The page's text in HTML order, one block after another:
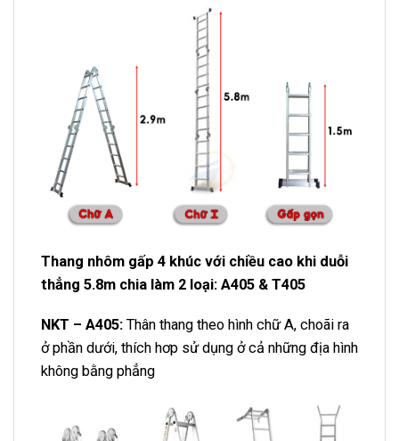
Thang nhôm gấp 4 khúc với chiều cao khi duỗi
thẳng 5.8m chia làm 2 loại: A405 & T405
NKT – A405:Thân thang theo hình chữ A, choãi ra
ở phần dưới, thích hơp sử dụng ở cả những địa hình
không bằng phẳng